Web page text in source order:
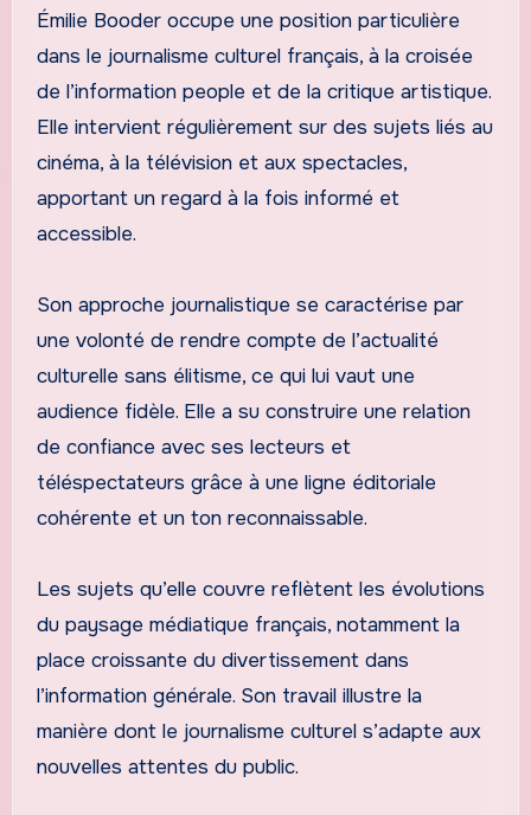
Émilie Booder occupe une position particulière
dans le journalisme culturel français, à la croisée
de l’information people et de la critique artistique.
Elle intervient régulièrement sur des sujets liés au
cinéma, à la télévision et aux spectacles,
apportant un regard à la fois informé et
accessible.
Son approche journalistique se caractérise par
une volonté de rendre compte de l’actualité
culturelle sans élitisme, ce qui lui vaut une
audience fidèle. Elle a su construire une relation
de confiance avec ses lecteurs et
téléspectateurs grâce à une ligne éditoriale
cohérente et un ton reconnaissable.
Les sujets qu’elle couvre reflètent les évolutions
du paysage médiatique français, notamment la
place croissante du divertissement dans
l’information générale. Son travail illustre la
manière dont le journalisme culturel s’adapte aux
nouvelles attentes du public.